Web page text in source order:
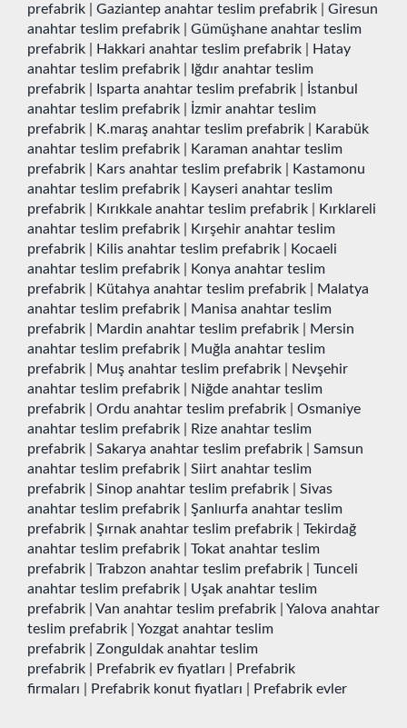
prefabrik
Gaziantep anahtar teslim prefabrik
Giresun
anahtar teslim prefabrik
Gümüşhane anahtar teslim
prefabrik
Hakkari anahtar teslim prefabrik
Hatay
anahtar teslim prefabrik
Iğdır anahtar teslim
prefabrik
Isparta anahtar teslim prefabrik
İstanbul
anahtar teslim prefabrik
İzmir anahtar teslim
prefabrik
K.maraş anahtar teslim prefabrik
Karabük
anahtar teslim prefabrik
Karaman anahtar teslim
prefabrik
Kars anahtar teslim prefabrik
Kastamonu
anahtar teslim prefabrik
Kayseri anahtar teslim
prefabrik
Kırıkkale anahtar teslim prefabrik
Kırklareli
anahtar teslim prefabrik
Kırşehir anahtar teslim
prefabrik
Kilis anahtar teslim prefabrik
Kocaeli
anahtar teslim prefabrik
Konya anahtar teslim
prefabrik
Kütahya anahtar teslim prefabrik
Malatya
anahtar teslim prefabrik
Manisa anahtar teslim
prefabrik
Mardin anahtar teslim prefabrik
Mersin
anahtar teslim prefabrik
Muğla anahtar teslim
prefabrik
Muş anahtar teslim prefabrik
Nevşehir
anahtar teslim prefabrik
Niğde anahtar teslim
prefabrik
Ordu anahtar teslim prefabrik
Osmaniye
anahtar teslim prefabrik
Rize anahtar teslim
prefabrik
Sakarya anahtar teslim prefabrik
Samsun
anahtar teslim prefabrik
Siirt anahtar teslim
prefabrik
Sinop anahtar teslim prefabrik
Sivas
anahtar teslim prefabrik
Şanlıurfa anahtar teslim
prefabrik
Şırnak anahtar teslim prefabrik
Tekirdağ
anahtar teslim prefabrik
Tokat anahtar teslim
prefabrik
Trabzon anahtar teslim prefabrik
Tunceli
anahtar teslim prefabrik
Uşak anahtar teslim
prefabrik
Van anahtar teslim prefabrik
Yalova anahtar
teslim prefabrik
Yozgat anahtar teslim
prefabrik
Zonguldak anahtar teslim
prefabrik
Prefabrik ev fiyatları
Prefabrik
firmaları
Prefabrik konut fiyatları Prefabrik evler